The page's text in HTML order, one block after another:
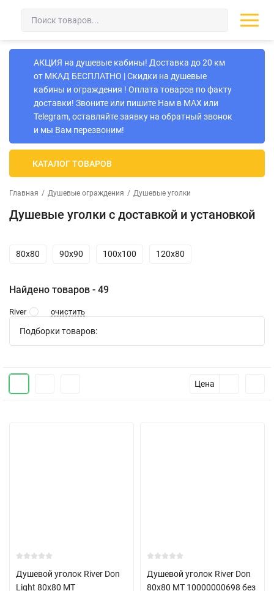
АКЦИЯ на душевые кабины! Доставка до 20 км
от МКАД БЕСПЛАТНО | Скидки на душевые
кабины и ограждения ! Оплата товаров по факту
доставки! Звоните или пишите Нам в MAX или
Telegram, оставляйте заявку на обратный звонок
и мы Вам перезвоним!
КАТАЛОГ ТОВАРОВ
Главная / Душевые ограждения / Душевые уголки
Душевые уголки с доставкой и установкой
80х80 90х90 100х100 120х80
Найдено товаров - 49
River очистить
Подборки товаров:
Цена
Душевой уголок River Don
Light 80x80 МТ
Душевой уголок River Don
80x80 МТ 10000000698 без